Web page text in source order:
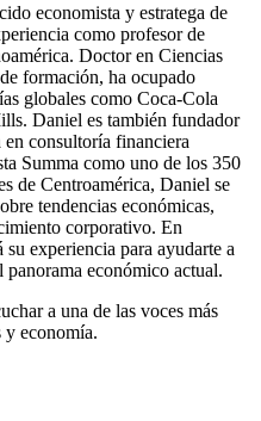
economista y estratega de
como profesor de
Doctor en Ciencias
formación, ha ocupado
globales como Coca-Cola
Daniel es también fundador
consultoría financiera
Summa como uno de los 350
de Centroamérica, Daniel se
tendencias económicas,
corporativo. En
experiencia para ayudarte a
panorama económico actual.
a una de las voces más
y economía.